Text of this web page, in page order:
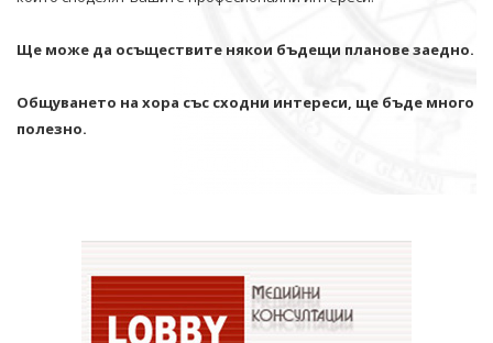
Ще може да осъществите някои бъдещи планове заедно.
Общуването на хора със сходни интереси, ще бъде много
полезно.